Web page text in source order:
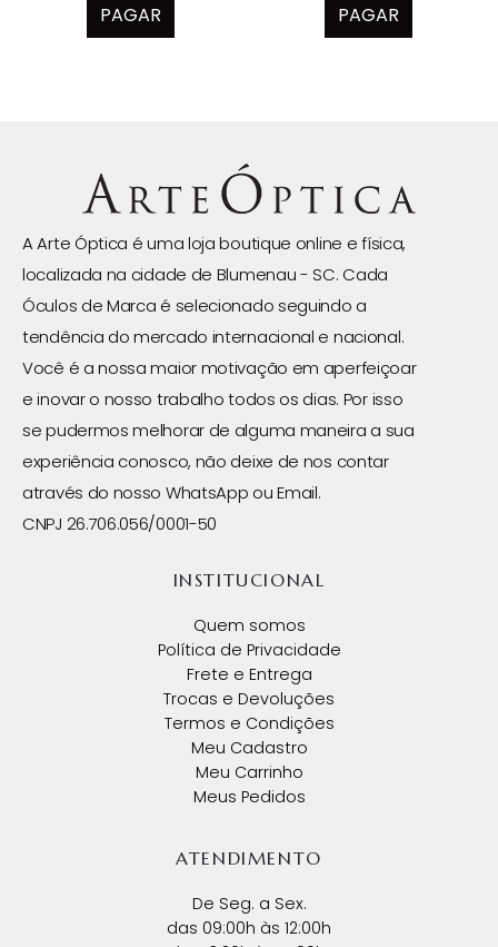
PAGAR PAGAR
A Arte Óptica é uma loja boutique online e física,
localizada na cidade de Blumenau - SC. Cada
Óculos de Marca é selecionado seguindo a
tendência do mercado internacional e nacional.
Você é a nossa maior motivação em aperfeiçoar
e inovar o nosso trabalho todos os dias. Por isso
se pudermos melhorar de alguma maneira a sua
experiência conosco, não deixe de nos contar
através do nosso WhatsApp ou Email.
CNPJ 26.706.056/0001-50
INSTITUCIONAL
Quem somos
Política de Privacidade
Frete e Entrega
Trocas e Devoluções
Termos e Condições
Meu Cadastro
Meu Carrinho
Meus Pedidos
ATENDIMENTO
De Seg. a Sex.
das 09:00h às 12:00h